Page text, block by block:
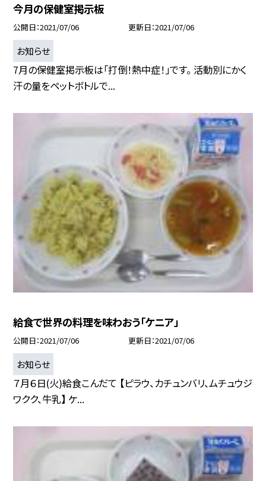
今月の保健室掲示板
公開日 2021/07/06 更新日 2021/07/06
お知らせ
7月の保健室掲示板は「打倒！熱中症！」です。 活動別にかく
汗の量をペットボトルで...
給食で世界の料理を味わおう「ケニア」
公開日 2021/07/06 更新日 2021/07/06
お知らせ
７月６日(火)給食こんだて 【ピラウ、カチュンバリ、ムチュウジ
ワクク、牛乳】 ケ...